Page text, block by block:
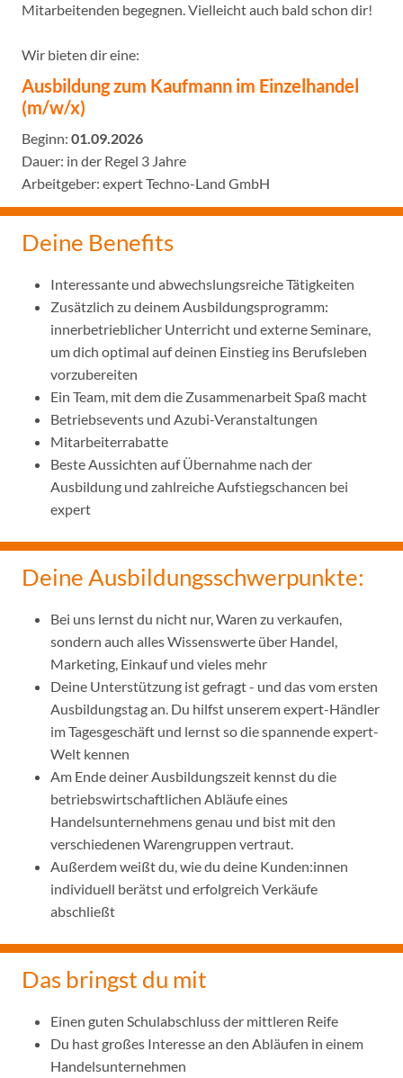
Mitarbeitenden begegnen. Vielleicht auch bald schon dir!
Wir bieten dir eine:
Ausbildung zum Kaufmann im Einzelhandel
(m/w/x)
Beginn: 01.09.2026
Dauer: in der Regel 3 Jahre
Arbeitgeber: expert Techno-Land GmbH
Deine Benefits
Interessante und abwechslungsreiche Tätigkeiten
Zusätzlich zu deinem Ausbildungsprogramm:
innerbetrieblicher Unterricht und externe Seminare,
um dich optimal auf deinen Einstieg ins Berufsleben
vorzubereiten
Ein Team, mit dem die Zusammenarbeit Spaß macht
Betriebsevents und Azubi-Veranstaltungen
Mitarbeiterrabatte
Beste Aussichten auf Übernahme nach der
Ausbildung und zahlreiche Aufstiegschancen bei
expert
Deine Ausbildungsschwerpunkte:
Bei uns lernst du nicht nur, Waren zu verkaufen,
sondern auch alles Wissenswerte über Handel,
Marketing, Einkauf und vieles mehr
Deine Unterstützung ist gefragt - und das vom ersten
Ausbildungstag an. Du hilfst unserem expert-Händler
im Tagesgeschäft und lernst so die spannende expert-
Welt kennen
Am Ende deiner Ausbildungszeit kennst du die
betriebswirtschaftlichen Abläufe eines
Handelsunternehmens genau und bist mit den
verschiedenen Warengruppen vertraut.
Außerdem weißt du, wie du deine Kunden:innen
individuell berätst und erfolgreich Verkäufe
abschließt
Das bringst du mit
Einen guten Schulabschluss der mittleren Reife
Du hast großes Interesse an den Abläufen in einem
Handelsunternehmen